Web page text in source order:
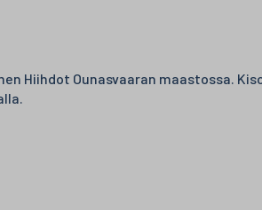
Hiihdot Ounasvaaran maastossa.